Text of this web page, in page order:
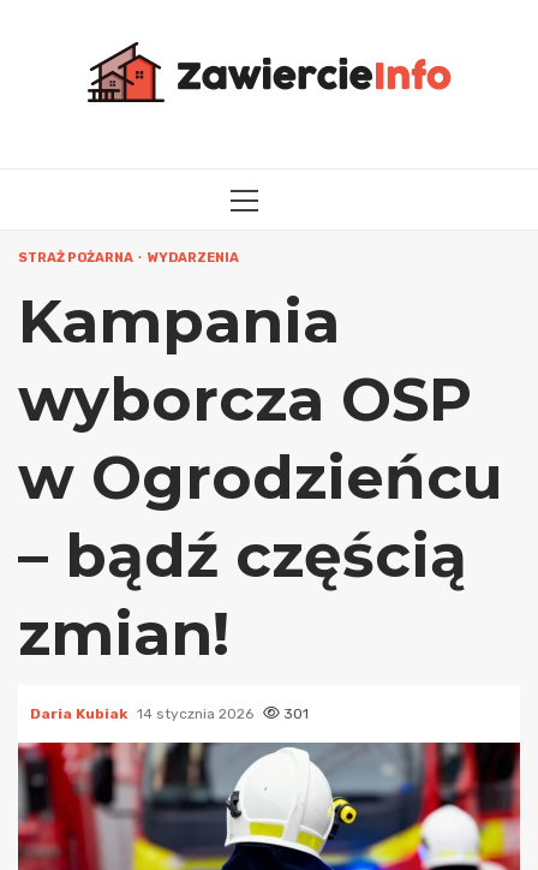
MENU
STRAŻ POŻARNA WYDARZENIA
Kampania
wyborcza OSP
w Ogrodzieńcu
– bądź częścią
zmian!
Daria Kubiak 14 stycznia 2026 301